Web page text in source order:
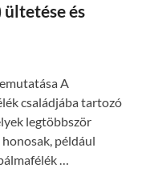
és
A
családjába tartozó
legtöbbször
például
…